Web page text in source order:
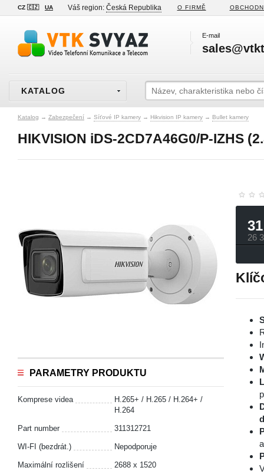
CZ 🇨🇿 UA Váš region: Česká Republika O FIRMĚ
E-mail
KATALOG
Katalog → Zabezpečení → Síťové IP kamery → Hikvision IP kamery → Bullet kamery
HIKVISION iDS-2CD7A46G0/P-IZHS
PARAMETRY PRODUKTU
Komprese videa
H.265+ / H.265 / H.264+ /
H.264
Part number 311312721
WI-FI (bezdrát.) Nepodporuje
Maximální rozlišení 2688 x 1520
26